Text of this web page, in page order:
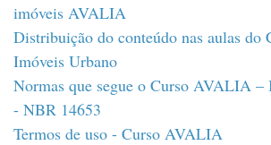
imóveis AVALIA
Distribuição do conteúdo nas aulas
Imóveis Urbano
Normas que segue o Curso AVALIA –
- NBR 14653
Termos de uso - Curso AVALIA